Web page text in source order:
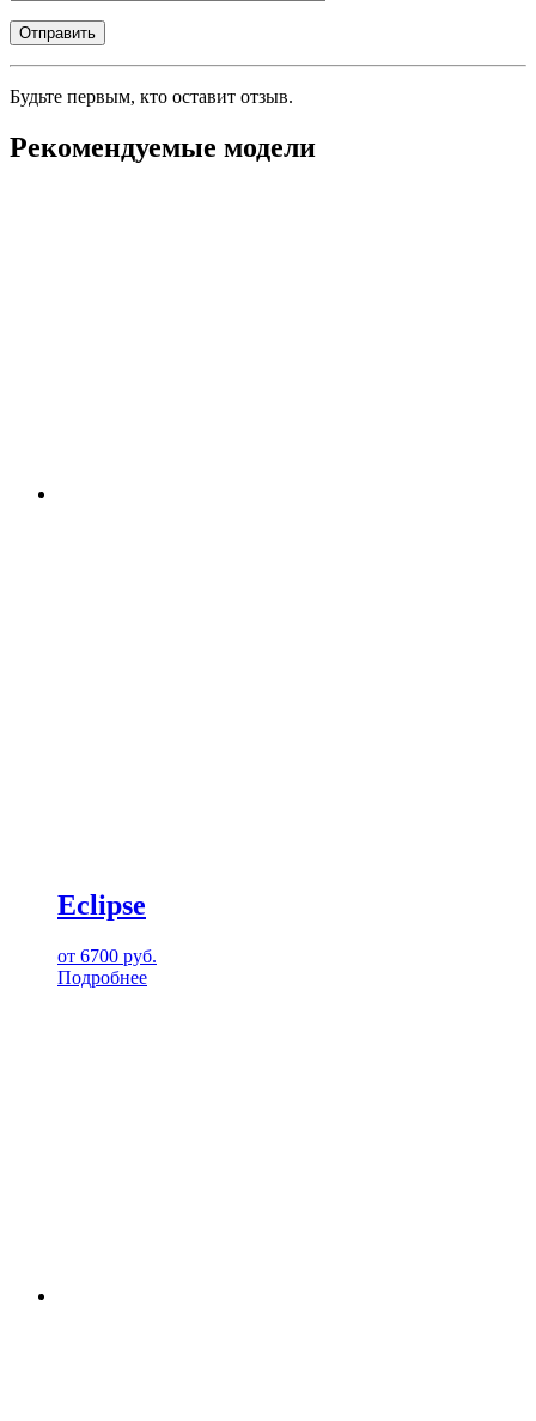
Будьте первым, кто оставит отзыв.
Рекомендуемые модели
Eclipse
от 6700 руб.
Подробнее